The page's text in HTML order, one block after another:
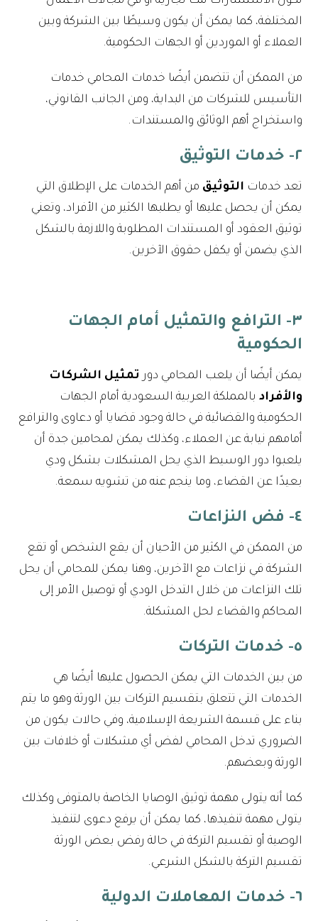
المختلفة، كما يمكن أن يكون وسيطًا بين الشركة وبين
العملاء أو الموردين أو الجهات الحكومية.
من الممكن أن تتضمن أيضًا خدمات المحامي خدمات
التأسيس للشركات من البداية، ومن الجانب القانوني،
واستخراج أهم الوثائق والمستندات.
٢- خدمات التوثيق
تعد خدمات التوثيق من أهم الخدمات على الإطلاق التي
يمكن أن يحصل عليها أو يطلبها الكثير من الأفراد، وتعني
توثيق العقود أو المستندات المطلوبة واللازمة بالشكل
الذي يضمن أو يكفل حقوق الآخرين.
٣- الترافع والتمثيل أمام الجهات
الحكومية
يمكن أيضًا أن يلعب المحامي دور تمثيل الشركات
والأفراد بالمملكة العربية السعودية أمام الجهات
الحكومية والقضائية في حالة وجود قضايا أو دعاوى والترافع
أمامهم نيابة عن العملاء، وكذلك يمكن لمحامين جدة أن
يلعبوا دور الوسيط الذي يحل المشكلات بشكل ودي
بعيدًا عن القضاء، وما ينجم عنه من تشويه سمعة.
٤- فض النزاعات
من الممكن في الكثير من الأحيان أن يقع الشخص أو تقع
الشركة في نزاعات مع الآخرين، وهنا يمكن للمحامي أن يحل
تلك النزاعات من خلال التدخل الودي أو توصيل الأمر إلى
المحاكم والقضاء لحل المشكلة.
٥- خدمات التركات
من بين الخدمات التي يمكن الحصول عليها أيضًا هي
الخدمات التي تتعلق بتقسيم التركات بين الورثة وهو ما يتم
بناء على قسمة الشريعة الإسلامية، وفي حالات يكون من
الضروري تدخل المحامي لفض أي مشكلات أو خلافات بين
الورثة وبعضهم.
كما أنه يتولى مهمة توثيق الوصايا الخاصة بالمتوفى وكذلك
يتولى مهمة تنفيذها، كما يمكن أن يرفع دعوى لتنفيذ
الوصية أو تقسيم التركة في حالة رفض بعض الورثة
تقسيم التركة بالشكل الشرعي.
٦- خدمات المعاملات الدولية